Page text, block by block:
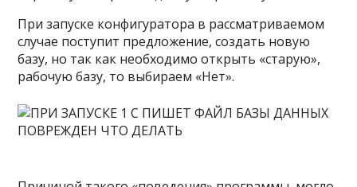
При запуске конфигуратора в рассматриваемом
случае поступит предложение, создать новую
базу, но так как необходимо открыть «старую»,
рабочую базу, то выбираем «Нет».